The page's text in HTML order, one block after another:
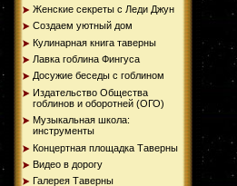
Женские секреты с Леди Джун
Создаем уютный дом
Кулинарная книга таверны
Лавка гоблина Фингуса
Досужие беседы с гоблином
Издательство Общества
гоблинов и оборотней (ОГО)
Музыкальная школа:
инструменты
Концертная площадка Таверны
Видео в дорогу
Галерея Таверны